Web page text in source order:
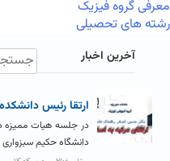
معرفی گروه فیزیک
رشته های تحصیلی
آخرین اخبار
ارتقا رئیس
در جلسه هیات ممیزه
دانشگاه حکیم